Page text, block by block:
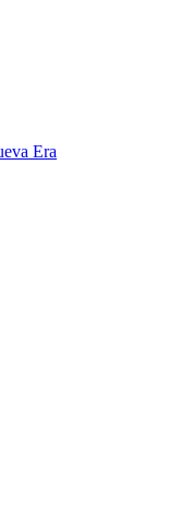
Era